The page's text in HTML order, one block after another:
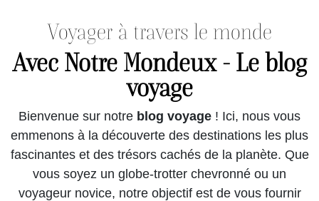
Voyager à travers le monde
Avec Notre Mondeux - Le blog
voyage
Bienvenue sur notre blog voyage ! Ici, nous vous
emmenons à la découverte des destinations les plus
fascinantes et des trésors cachés de la planète. Que
vous soyez un globe-trotter chevronné ou un
voyageur novice, notre objectif est de vous fournir